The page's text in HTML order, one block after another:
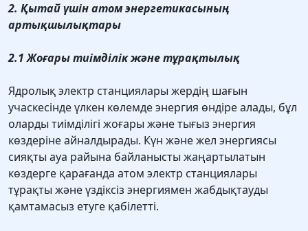
2. Қытай үшін атом энергетикасының
артықшылықтары
2.1 Жоғары тиімділік және тұрақтылық
Ядролық электр станциялары жердің шағын
учаскесінде үлкен көлемде энергия өндіре алады, бұл
оларды тиімділігі жоғары және тығыз энергия
көздеріне айналдырады. Күн және жел энергиясы
сияқты ауа райына байланысты жаңартылатын
көздерге қарағанда атом электр станциялары
тұрақты және үздіксіз энергиямен жабдықтауды
қамтамасыз етуге қабілетті.